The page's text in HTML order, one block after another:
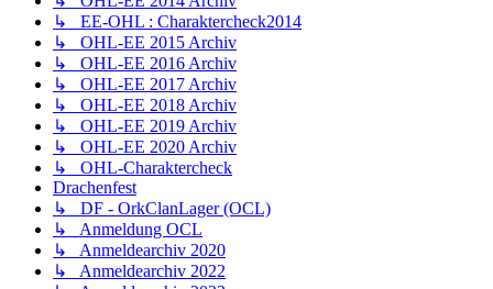
↳ EE-OHL : Charaktercheck2014
↳ OHL-EE 2015 Archiv
↳ OHL-EE 2016 Archiv
↳ OHL-EE 2017 Archiv
↳ OHL-EE 2018 Archiv
↳ OHL-EE 2019 Archiv
↳ OHL-EE 2020 Archiv
↳ OHL-Charaktercheck
Drachenfest
↳ DF - OrkClanLager (OCL)
↳ Anmeldung OCL
↳ Anmeldearchiv 2020
↳ Anmeldearchiv 2022